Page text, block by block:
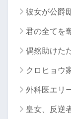
彼女が公爵
君の全てを
偶然助けた
クロヒョウ
外科医エリ
皇女、反逆